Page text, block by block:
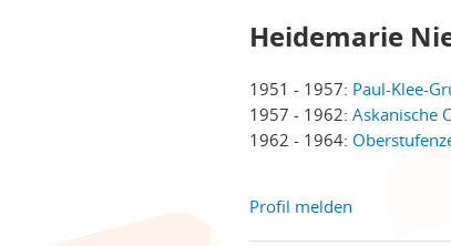
Heidemarie
1951 - 1957: Paul-Klee-
1957 - 1962: Askanische
1962 - 1964:
Profil melden